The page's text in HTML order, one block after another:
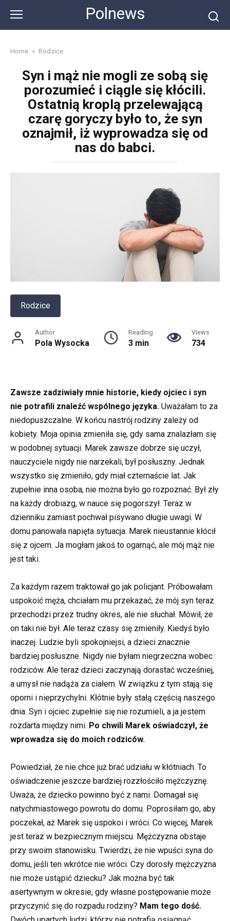
content
Polnews
Home » Rodzice
Syn i mąż nie mogli ze sobą się
porozumieć i ciągle się kłócili.
Ostatnią kroplą przelewającą
czarę goryczy było to, że syn
oznajmił, iż wyprowadza się od
nas do babci.
Rodzice
Author
Pola Wysocka
Reading
3 min
Views
734
Zawsze zadziwiały mnie historie, kiedy ojciec i syn
nie potrafili znaleźć wspólnego języka. Uważałam to za
niedopuszczalne. W końcu nastrój rodziny zależy od
kobiety. Moja opinia zmieniła się, gdy sama znalazłam się
w podobnej sytuacji. Marek zawsze dobrze się uczył,
nauczyciele nigdy nie narzekali, był posłuszny. Jednak
wszystko się zmieniło, gdy miał czternaście lat. Jak
zupełnie inna osoba, nie można było go rozpoznać. Był zły
na każdy drobiazg, w nauce się pogorszył. Teraz w
dzienniku zamiast pochwał pisywano długie uwagi. W
domu panowała napięta sytuacja. Marek nieustannie kłócił
się z ojcem. Ja mogłam jakoś to ogarnąć, ale mój mąż nie
jest taki.
Za każdym razem traktował go jak policjant. Próbowałam
uspokoić męża, chciałam mu przekazać, że mój syn teraz
przechodzi przez trudny okres, ale nie słuchał. Mówił, że
on taki nie był. Ale teraz czasy się zmieniły. Kiedyś było
inaczej. Ludzie byli spokojniejsi, a dzieci znacznie
bardziej posłuszne. Nigdy nie byłam niegrzeczna wobec
rodziców. Ale teraz dzieci zaczynają dorastać wcześniej,
a umysł nie nadąża za ciałem. W związku z tym stają się
oporni i nieprzychylni. Kłótnie były stałą częścią naszego
dnia. Syn i ojciec zupełnie się nie rozumieli, a ja jestem
rozdarta między nimi. Po chwili Marek oświadczył, że
wprowadza się do moich rodziców.
Powiedział, że nie chce już brać udziału w kłótniach. To
oświadczenie jeszcze bardziej rozzłościło mężczyznę.
Uważa, że dziecko powinno być z nami. Domagał się
natychmiastowego powrotu do domu. Poprosiłam go, aby
poczekał, aż Marek się uspokoi i wróci. Co więcej, Marek
jest teraz w bezpiecznym miejscu. Mężczyzna obstaje
przy swoim stanowisku. Twierdzi, że nie wpuści syna do
domu, jeśli ten wkrótce nie wróci. Czy dorosły mężczyzna
nie może ustąpić dziecku? Jak można być tak
asertywnym w okresie, gdy własne postępowanie może
przyczynić się do rozpadu rodziny? Mam tego dość.